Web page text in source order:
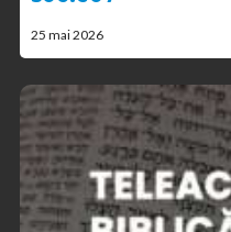
25 mai 2026